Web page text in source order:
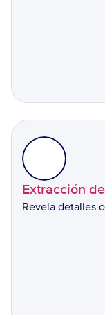
Extracción
Revela detalles